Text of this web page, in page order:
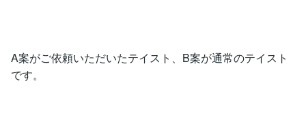
A案がご依頼いただいたテイスト、B案が通常のテイスト
です。